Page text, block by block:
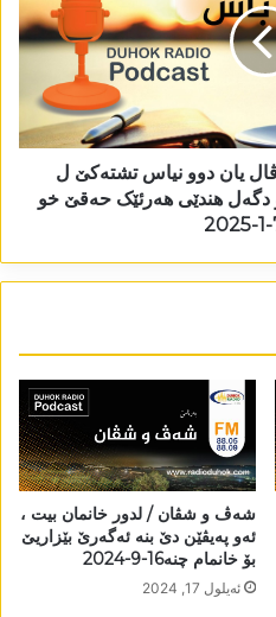
یان دوو نیاس تشتەکێ ل
دگەل ھندێی ھەرئێک حەقێ خو
شەڤ و شڤان / لدور خانمان بیت ،
ئەو پەیڤێن دێ بنە ئەگەرێ بێزاریێ
بۆ خانمام چنە16-9-2024
ئه‌یلول 17, 2024